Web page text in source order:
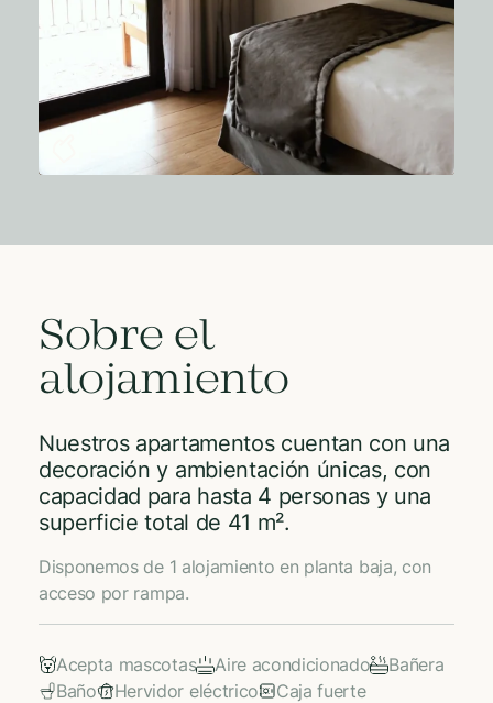
Sobre el
alojamiento
Nuestros apartamentos cuentan con una
decoración y ambientación únicas, con
capacidad para hasta 4 personas y una
superficie total de 41 m².
Disponemos de 1 alojamiento en planta baja, con
acceso por rampa.
Acepta mascotas Aire acondicionado
Bañera
Baño
Hervidor eléctrico
Caja fuerte